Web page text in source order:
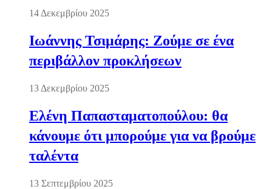
14 Δεκεμβρίου 2025
Ιωάννης Τσιμάρης: Ζούμε σε ένα
περιβάλλον προκλήσεων
13 Δεκεμβρίου 2025
Ελένη Παπασταματοπούλου: θα
κάνουμε ότι μπορούμε για να βρούμε
ταλέντα
13 Σεπτεμβρίου 2025